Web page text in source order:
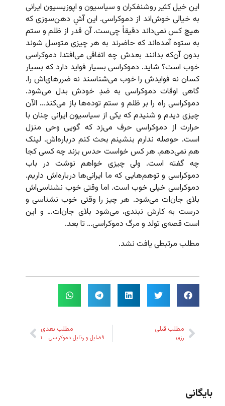
این خیل کثیر روشنفکران و سیاسیون و اپوزیسیون ایرانی
به خیالی خوش‌اند از دموکراسی. این آشِ دهن‌سوزی که
هیچ کس نمی‌داند دقیقاً چی‌ست. آن قدر از ظلم و ستم
به ستوه آمده‌اند که حاضرند به هر چیزی متوسل شوند
بدون آن‌که بدانند بعدش چه اتفاقی می‌افتد! دموکراسی
خوب است؟ شاید. دموکراسی بسیار فواید دارد که بسیار
کسان نه فوایدش را خوب می‌شناسند نه ضررهای‌اش را.
گاهی اوقات دموکراسی به ضدِ خودش بدل می‌شود.
دموکراسی راه را بر ظلم و ستم توده‌ها باز می‌کند… الآن
چیزی دیدم و شنیدم که یکی از سیاسیون ایرانی چنان با
حرارت از دموکراسی حرف می‌زد که گویی وحی منزل
است. حوصله ندارم بنشینم بحث کنم درباره‌اش. لینک
هم نمی‌دهم. هر کس خواست حدس بزند چه کسی کجا
چه گفته است. ولی چیزی خواهم نوشت در باب
دموکراسی و توهم‌هایی که ما ایرانی‌ها درباره‌‌اش داریم.
دموکراسی خیلی خوب است. اما وقتی خوب نشناسی‌اش
بلای جان‌ات می‌شود. هر چیز را وقتی خوب نشناسی و
درست به کارش نبندی، می‌شود بلای‌ جان‌ات… و این
است قصه‌ی تولد و مرگ دموکراسی… تا بعد.
مطلب مرتبطی یافت نشد.
مطلب قبلی
رزق
مطلب بعدی
فضایل و رذایل دموکراسی – ۱
بایگانی